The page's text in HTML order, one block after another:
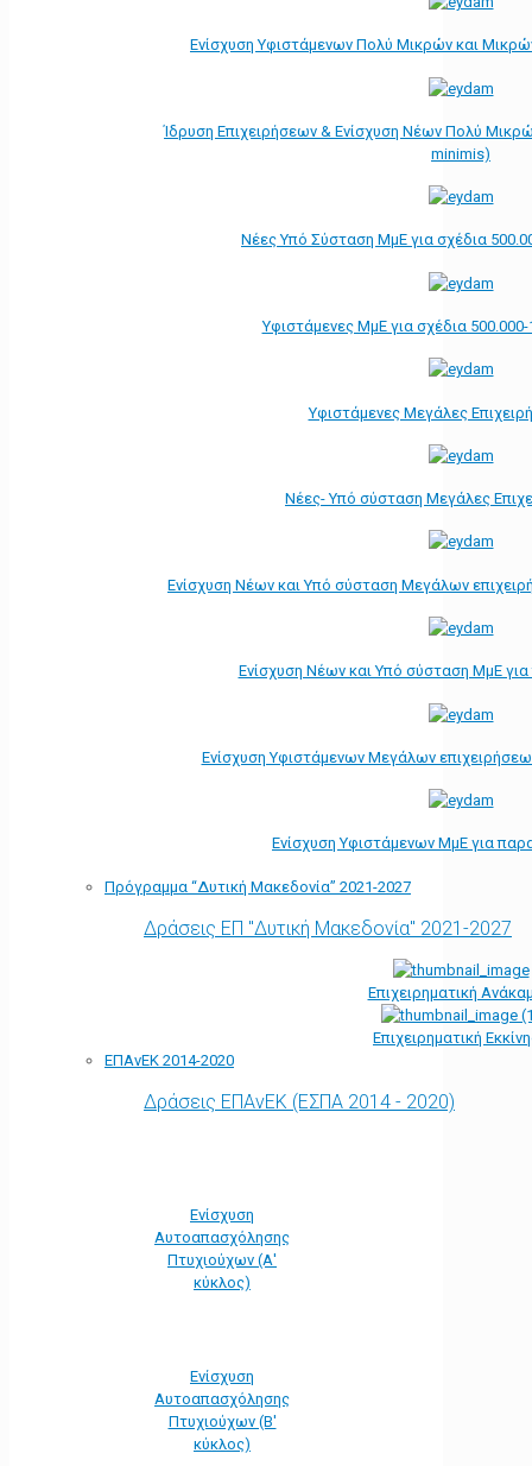
Ενίσχυση Υφιστάμενων Πολύ Μικρών και
Ίδρυση Επιχειρήσεων & Ενίσχυση Νέων Πολύ
minimis)
Νέες Υπό Σύσταση ΜμΕ για σχέδια
Υφιστάμενες ΜμΕ για σχέδια
Υφιστάμενες Μεγάλες
Νέες- Υπό σύσταση Μεγάλες
Ενίσχυση Νέων και Υπό σύσταση Μεγάλων
Ενίσχυση Νέων και Υπό σύσταση ΜμΕ
Ενίσχυση Υφιστάμενων Μεγάλων
Ενίσχυση Υφιστάμενων ΜμΕ για
Πρόγραμμα “Δυτική Μακεδονία” 2021-2027
Δράσεις ΕΠ "Δυτική Μακεδονία" 2021-2027
Επιχειρηματική
Επιχειρηματική
ΕΠΑνΕΚ 2014-2020
Δράσεις ΕΠΑνΕΚ (ΕΣΠΑ 2014 - 2020)
Ενίσχυση
Αυτοαπασχόλησης
Πτυχιούχων (Α'
κύκλος)
Ενίσχυση
Αυτοαπασχόλησης
Πτυχιούχων (Β'
κύκλος)